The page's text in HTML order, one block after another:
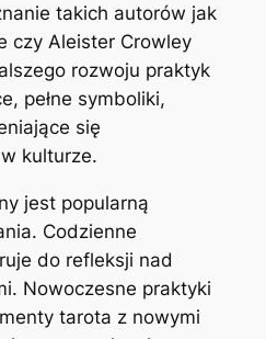
takich autorów jak
czy Aleister Crowley
rozwoju praktyk
pełne symboliki,
się
kulturze.
jest popularną
Codzienne
do refleksji nad
Nowoczesne praktyki
tarota z nowymi